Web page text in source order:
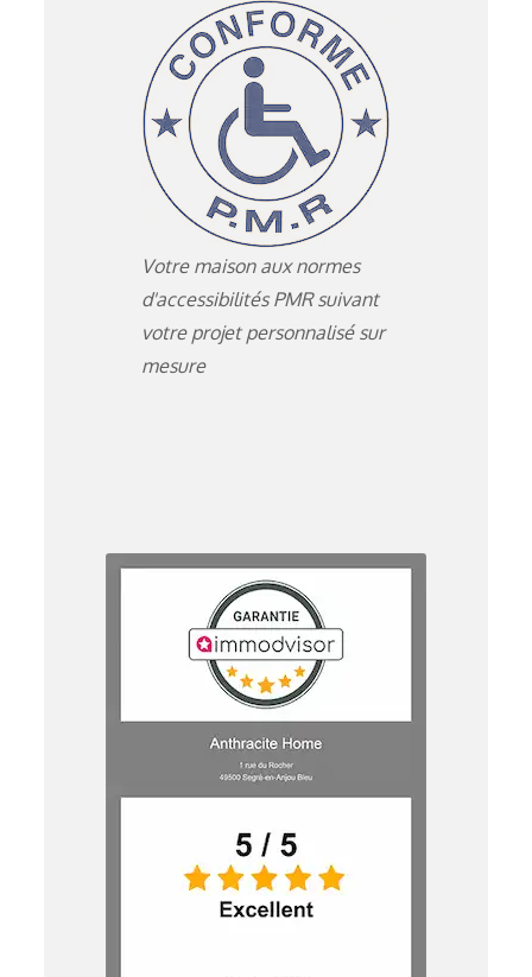
Votre maison aux normes
d'accessibilités PMR suivant
votre projet personnalisé sur
mesure